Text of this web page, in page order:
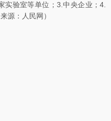
实验室等单位；3.中央企业；4.
源：人民网）